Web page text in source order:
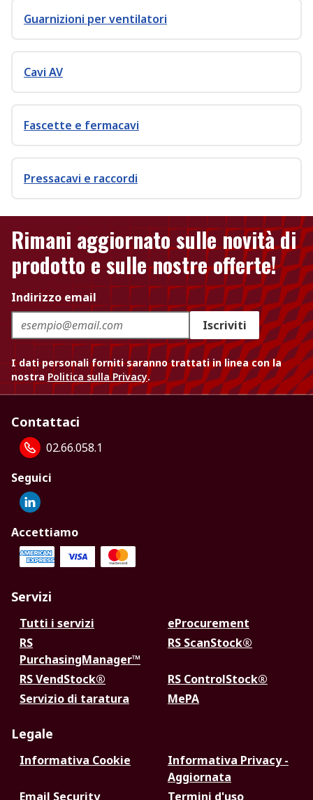
Guarnizioni per ventilatori
Cavi AV
Fascette e fermacavi
Pressacavi e raccordi
Rimani aggiornato sulle novità di
prodotto e sulle nostre offerte!
Indirizzo email
Iscriviti
I dati personali forniti saranno trattati in linea con la
nostra Politica sulla Privacy.
Contattaci
02.66.058.1
Seguici
Accettiamo
Servizi
Tutti i servizi
eProcurement
RS
PurchasingManager™
RS ScanStock®
RS VendStock®
RS ControlStock®
Servizio di taratura
MePA
Legale
Informativa Cookie
Informativa Privacy -
Aggiornata
Email Security
Termini d'uso